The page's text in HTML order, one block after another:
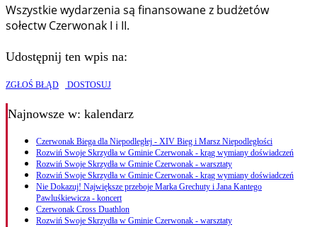
Wszystkie wydarzenia są finansowane z budżetów
sołectw Czerwonak I i II.
Udostępnij ten wpis na:
ZGŁOŚ BŁĄD DOSTOSUJ
Najnowsze w: kalendarz
Czerwonak Biega dla Niepodległej - XIV Bieg i Marsz Niepodległości
Rozwiń Swoje Skrzydła w Gminie Czerwonak - krąg wymiany doświadczeń
Rozwiń Swoje Skrzydła w Gminie Czerwonak - warsztaty
Rozwiń Swoje Skrzydła w Gminie Czerwonak - krąg wymiany doświadczeń
Nie Dokazuj! Największe przeboje Marka Grechuty i Jana Kantego
Pawluśkiewicza - koncert
Czerwonak Cross Duathlon
Rozwiń Swoje Skrzydła w Gminie Czerwonak - warsztaty